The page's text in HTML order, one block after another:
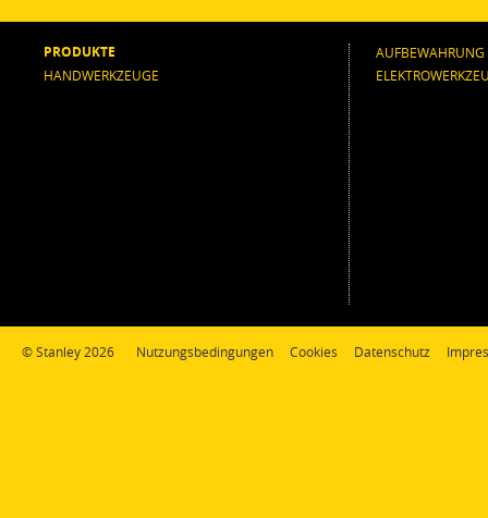
PRODUKTE
HANDWERKZEUGE
AUFBEWAHRUNG
© Stanley 2026 Nutzungsbedingungen Cookies Datenschutz